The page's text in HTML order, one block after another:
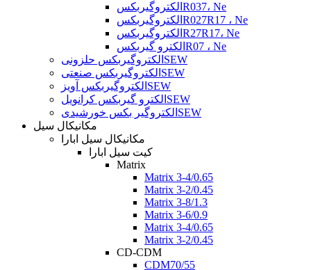
الکتروگیربکسR037، Ne
الکتروگیربکسR027R17 ، Ne
الکتروگیربکسR27R17، Ne
الکترو گیربکسR07 ، Ne
الکتروگیربکس حلزونیSEW
الکتروگیربکس صنعتیSEW
الکتروگیربکس آویزSEW
الکترو گیربکس کرانویلSEW
الکتروگیر بکس خورشیدیSEW
مکانیکال سیل
مکانیکال سیل ابارا
کیت سیل ابارا
Matrix
Matrix 3-4/0.65
Matrix 3-2/0.45
Matrix 3-8/1.3
Matrix 3-6/0.9
Matrix 3-4/0.65
Matrix 3-2/0.45
CD-CDM
CDM70/55